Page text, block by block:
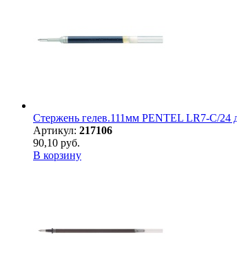
Стержень гелев.111мм PENTEL LR7-C/
Артикул: 217106
90,10 руб.
В корзину